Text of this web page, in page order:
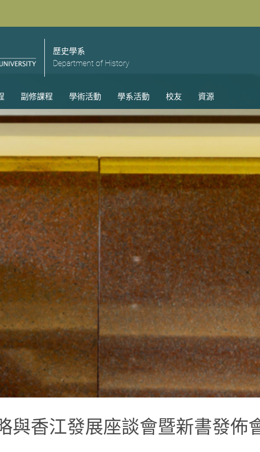
歷史學系
Department of History
副修課程 學術活動 學系活動 校友 資源
與香江發展座談會暨新書發佈